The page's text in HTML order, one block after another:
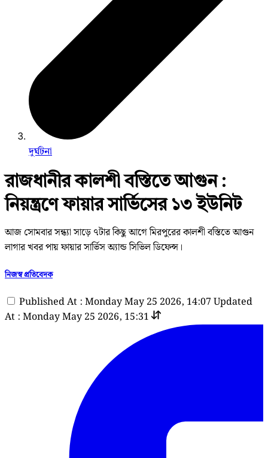
দুর্ঘটনা
রাজধানীর কালশী বস্তিতে আগুন :
নিয়ন্ত্রণে ফায়ার সার্ভিসের ১৩ ইউনিট
আজ সোমবার সন্ধ্যা সাড়ে ৭টার কিছু আগে মিরপুরের কালশী বস্তিতে আগুন
লাগার খবর পায় ফায়ার সার্ভিস অ্যান্ড সিভিল ডিফেন্স।
নিজস্ব প্রতিবেদক
Published At : Monday May 25 2026, 14:07 Updated
At : Monday May 25 2026, 15:31